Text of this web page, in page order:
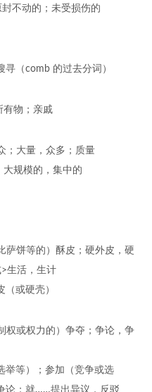
不动的；未受损伤的
寻（comb 的过去分词）
有物；亲戚
；大量，众多；质量
大规模的，集中的
萨饼等的）酥皮；硬外皮，硬
生活，生计
（或硬壳）
权或权力的）争夺；争论，争
举等）；参加（竞争或选
论；就……提出异议，反驳